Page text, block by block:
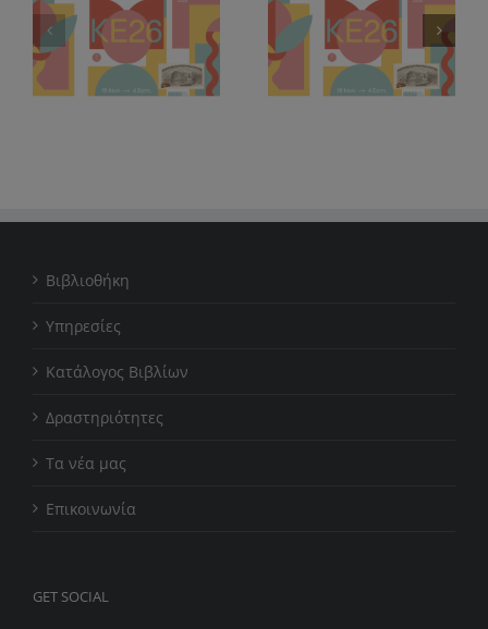
«Το βιβλίο-γνώση» –
Καλοκαιρινή
Εκστρατεία 2026
(22/7)
«Δεν είναι ίδια όλα τα
βιβλία! (Παράξενα
βιβλία)» –
Καλοκαιρινή
Εκστρατεία 2026
Βιβλιοθήκη
Υπηρεσίες
Κατάλογος Βιβλίων
Δραστηριότητες
Τα νέα μας
Επικοινωνία
GET SOCIAL